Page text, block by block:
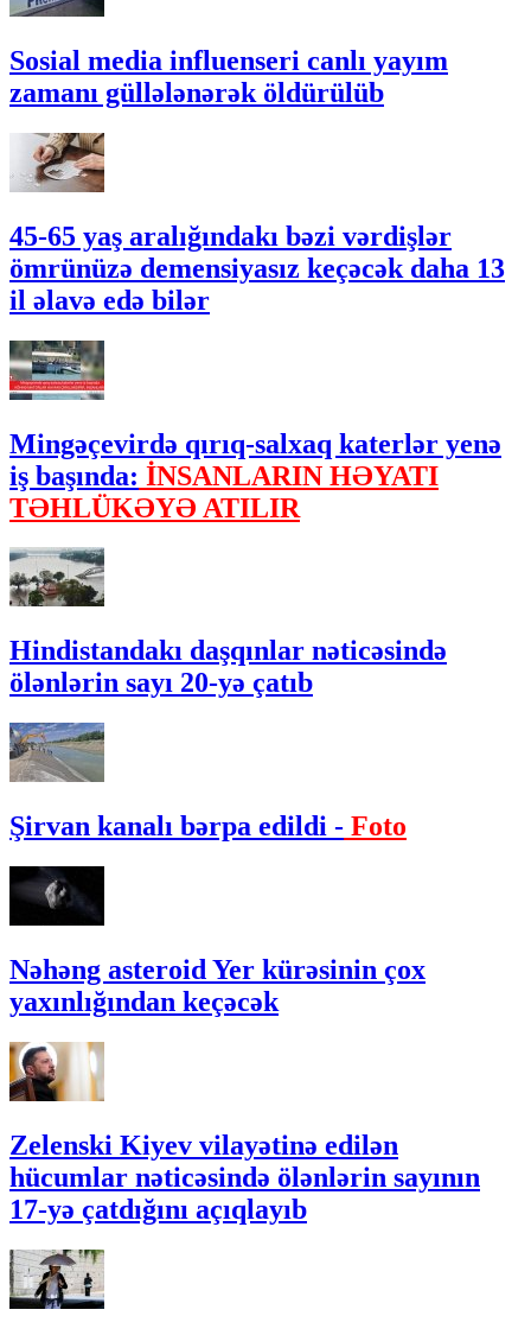
Sosial media influenseri canlı yayım
zamanı güllələnərək öldürülüb
45-65 yaş aralığındakı bəzi vərdişlər
ömrünüzə demensiyasız keçəcək daha 13
il əlavə edə bilər
Mingəçevirdə qırıq-salxaq katerlər yenə
iş başında: İNSANLARIN HƏYATI
TƏHLÜKƏYƏ ATILIR
Hindistandakı daşqınlar nəticəsində
ölənlərin sayı 20-yə çatıb
Şirvan kanalı bərpa edildi - Foto
Nəhəng asteroid Yer kürəsinin çox
yaxınlığından keçəcək
Zelenski Kiyev vilayətinə edilən
hücumlar nəticəsində ölənlərin sayının
17-yə çatdığını açıqlayıb